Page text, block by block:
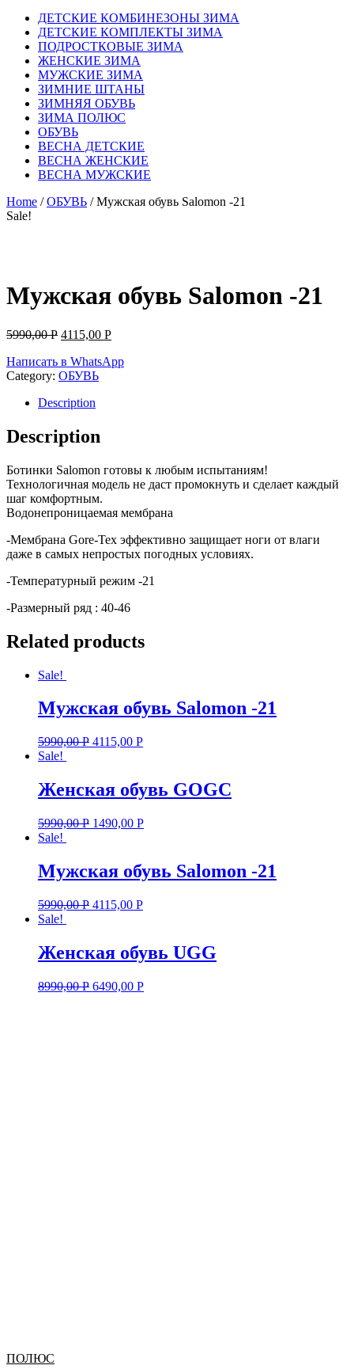
ДЕТСКИЕ КОМБИНЕЗОНЫ ЗИМА
ДЕТСКИЕ КОМПЛЕКТЫ ЗИМА
ПОДРОСТКОВЫЕ ЗИМА
ЖЕНСКИЕ ЗИМА
МУЖСКИЕ ЗИМА
ЗИМНИЕ ШТАНЫ
ЗИМНЯЯ ОБУВЬ
ЗИМА ПОЛЮС
ОБУВЬ
ВЕСНА ДЕТСКИЕ
ВЕСНА ЖЕНСКИЕ
ВЕСНА МУЖСКИЕ
Home /ОБУВЬ / Мужская обувь Salomon -21
Sale!
Мужская обувь Salomon -21
5990,00Р 4115,00 Р
Написать в WhatsApp
Category: ОБУВЬ
Description
Description
Ботинки Salomon готовы к любым испытаниям!
Технологичная модель не даст промокнуть и сделает каждый
шаг комфортным.
Водонепроницаемая мембрана
-Мембрана Gore-Tex эффективно защищает ноги от влаги
даже в самых непростых погодных условиях.
-Температурный режим -21
-Размерный ряд : 40-46
Related products
Sale!
Мужская обувь Salomon -21
5990,00Р 4115,00 Р
Sale!
Женская обувь GOGC
5990,00Р 1490,00 Р
Sale!
Мужская обувь Salomon -21
5990,00Р 4115,00 Р
Sale!
Женская обувь UGG
8990,00Р 6490,00 Р
ПОЛЮС